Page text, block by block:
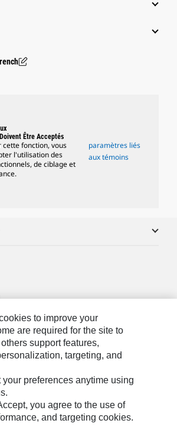
Être Acceptés
cette fonction, vous
l'utilisation des
de ciblage et
paramètres liés
aux témoins
to improve your
are required for the site to
support features,
targeting, and
your preferences anytime using
you agree to the use of
and targeting cookies.